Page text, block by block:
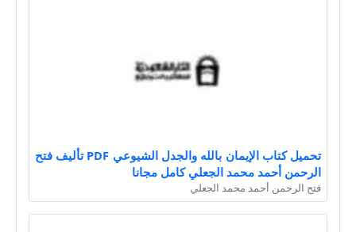
تحميل كتاب الإيمان بالله والجدل الشيوعي PDF تأليف فتح
الرحمن أحمد محمد الجعلي كامل مجانا
فتح الرحمن أحمد محمد الجعلي